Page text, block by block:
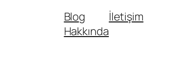
Blog
Hakkında
İletişim